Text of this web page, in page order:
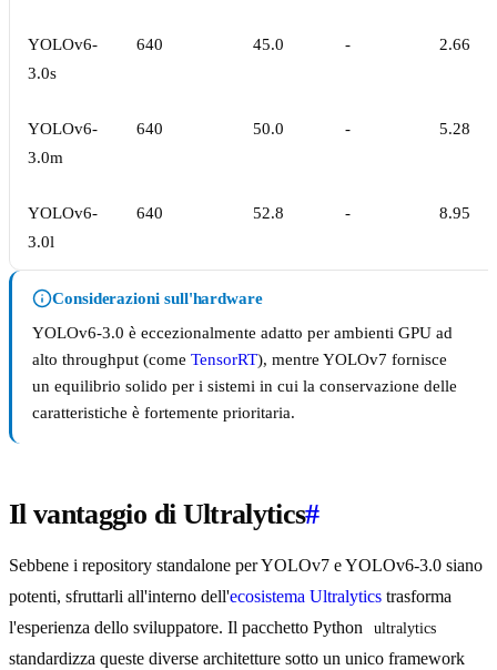
YOLOv6-
3.0s
640 45.0 - 2.66
YOLOv6-
3.0m
640 50.0 - 5.28
YOLOv6-
3.0l
640 52.8 - 8.95
Considerazioni sull'hardware
YOLOv6-3.0 è eccezionalmente adatto per ambienti GPU ad
alto throughput (come TensorRT), mentre YOLOv7 fornisce
un equilibrio solido per i sistemi in cui la conservazione delle
caratteristiche è fortemente prioritaria.
Il vantaggio di Ultralytics#
Sebbene i repository standalone per YOLOv7 e YOLOv6-3.0 siano
potenti, sfruttarli all'interno dell'ecosistema Ultralytics trasforma
l'esperienza dello sviluppatore. Il pacchetto Python
ultralytics
standardizza queste diverse architetture sotto un unico framework